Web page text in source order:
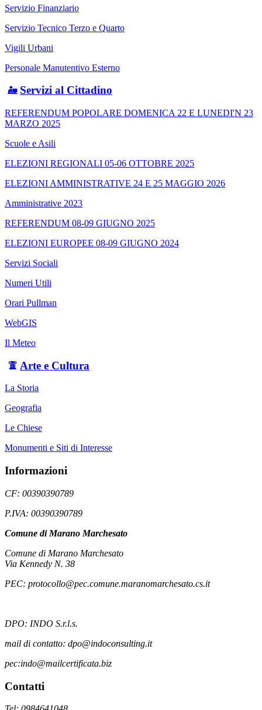
Servizio Finanziario
Servizio Tecnico Terzo e Quarto
Vigili Urbani
Personale Manutentivo Esterno
Servizi al Cittadino
REFERENDUM POPOLARE DOMENICA 22 E LUNEDI'N 23
MARZO 2025
Scuole e Asili
ELEZIONI REGIONALI 05-06 OTTOBRE 2025
ELEZIONI AMMINISTRATIVE 24 E 25 MAGGIO 2026
Amministrative 2023
REFERENDUM 08-09 GIUGNO 2025
ELEZIONI EUROPEE 08-09 GIUGNO 2024
Servizi Sociali
Numeri Utili
Orari Pullman
WebGIS
Il Meteo
Arte e Cultura
La Storia
Geografia
Le Chiese
Monumenti e Siti di Interesse
Informazioni
CF: 00390390789
P.IVA: 00390390789
Comune di Marano Marchesato
Comune di Marano Marchesato
Via Kennedy N. 38
PEC: protocollo@pec.comune.maranomarchesato.cs.it
DPO: INDO S.r.l.s.
mail di contatto: dpo@indoconsulting.it
pec:indo@mailcertificata.biz
Contatti